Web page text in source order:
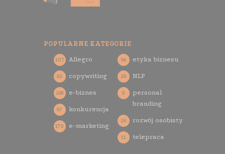
POPULARNE KATEGORIE
Allegro
107
copywriting
60
e-biznes
268
konkurencja
97
e-marketing
170
etyka biznesu
94
NLP
29
personal
branding
9
rozwój osobisty
26
telepraca
11